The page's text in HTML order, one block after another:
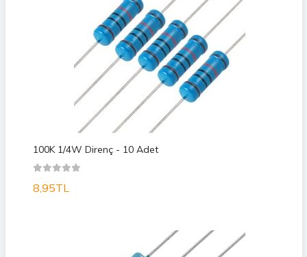
100K 1/4W Direnç - 10 Adet
8,95TL